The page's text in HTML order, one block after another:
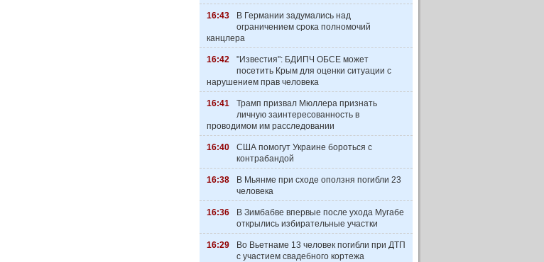
16:43
В Германии задумались над
ограничением срока полномочий
канцлера
16:42
"Известия": БДИПЧ ОБСЕ может
посетить Крым для оценки ситуации с
нарушением прав человека
16:41
Трамп призвал Мюллера признать
личную заинтересованность в
проводимом им расследовании
16:40
США помогут Украине бороться с
контрабандой
16:38
В Мьянме при сходе оползня погибли 23
человека
16:36
В Зимбабве впервые после ухода Мугабе
открылись избирательные участки
16:29
Во Вьетнаме 13 человек погибли при ДТП
с участием свадебного кортежа